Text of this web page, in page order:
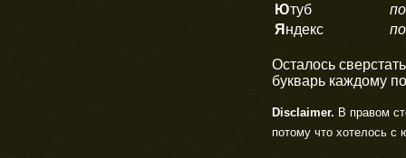
Ютуб
Я ндекс
Осталось
букварь каждому
Disclaimer. В правом
потому что хотелось с